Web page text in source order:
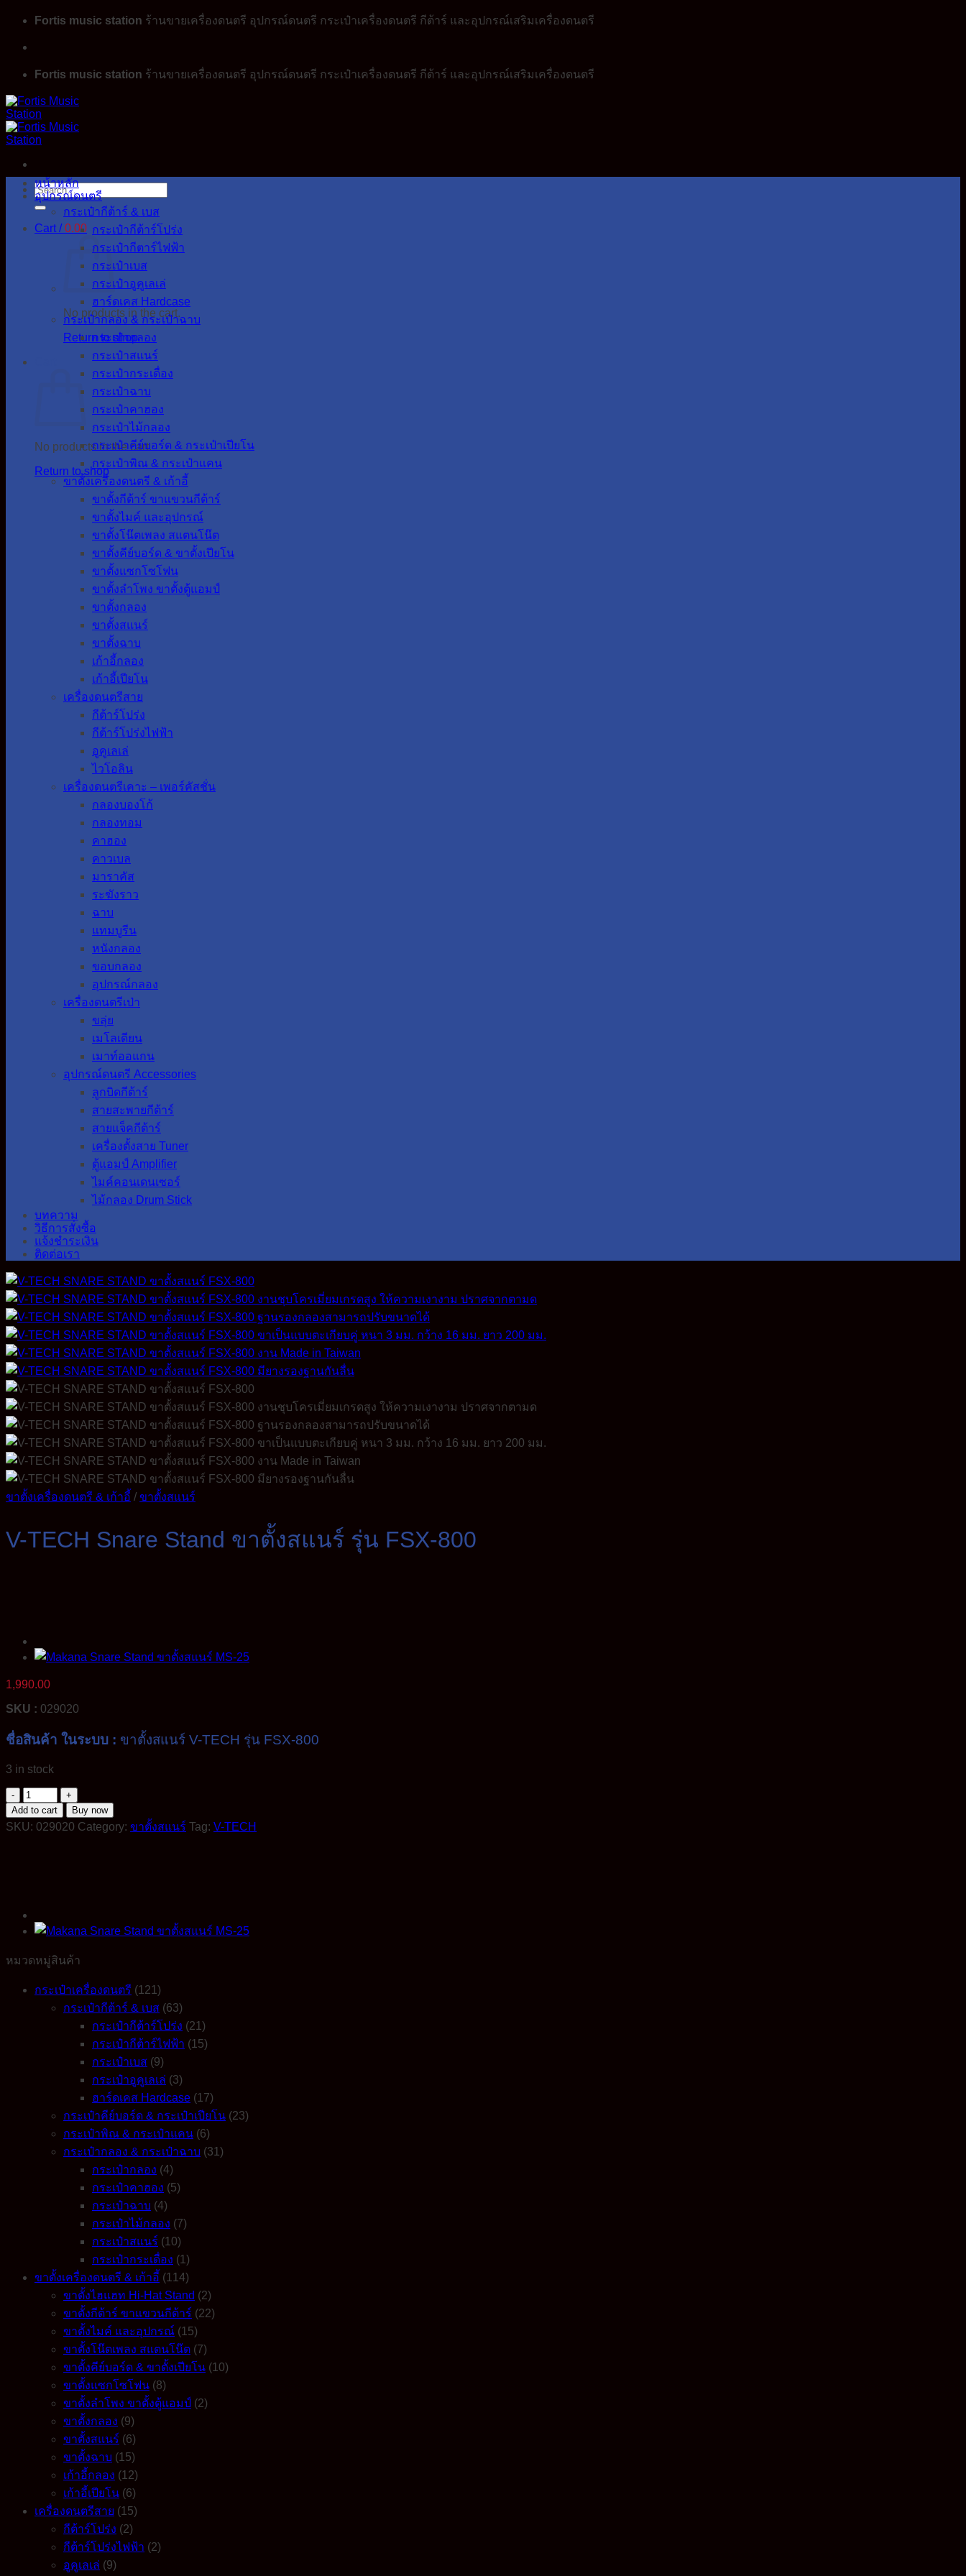
Skip
Fortis music station ร้านขายเครื่องดนตรี อุปกรณ์ดนตรี กระเป๋าเครื่องดนตรี กีต้าร์ และอุปกรณ์เสริมเครื่องดนตรี
Fortis music station ร้านขายเครื่องดนตรี อุปกรณ์ดนตรี กระเป๋าเครื่องดนตรี กีต้าร์ และอุปกรณ์เสริมเครื่องดนตรี
Search
for:
Cart /0.00
No products in the cart.
Return to shop
No products in the cart.
Return to shop
หน้าหลัก
อุปกรณ์ดนตรี
กระเป๋ากีต้าร์ & เบส
กระเป๋ากีต้าร์โปร่ง
กระเป๋ากีตาร์ไฟฟ้า
กระเป๋าเบส
กระเป๋าอูคูเลเล่
ฮาร์ดเคส Hardcase
กระเป๋ากลอง & กระเป๋าฉาบ
กระเป๋ากลอง
กระเป๋าสแนร์
กระเป๋ากระเดื่อง
กระเป๋าฉาบ
กระเป๋าคาฮอง
กระเป๋าไม้กลอง
กระเป๋าคีย์บอร์ด & กระเป๋าเปียโน
กระเป๋าพิณ & กระเป๋าแคน
ขาตั้งเครื่องดนตรี & เก้าอี้
ขาตั้งกีต้าร์ ขาแขวนกีต้าร์
ขาตั้งไมค์ และอุปกรณ์
ขาตั้งโน๊ตเพลง สแตนโน๊ต
ขาตั้งคีย์บอร์ด & ขาตั้งเปียโน
ขาตั้งแซกโซโฟน
ขาตั้งลำโพง ขาตั้งตู้แอมป์
ขาตั้งกลอง
ขาตั้งสแนร์
ขาตั้งฉาบ
เก้าอี้กลอง
เก้าอี้เปียโน
เครื่องดนตรีสาย
กีต้าร์โปร่ง
กีต้าร์โปร่งไฟฟ้า
อูคูเลเล่
ไวโอลิน
เครื่องดนตรีเคาะ – เพอร์คัสชั่น
กลองบองโก้
กลองทอม
คาฮอง
คาวเบล
มาราคัส
ระฆังราว
ฉาบ
แทมบูรีน
หนังกลอง
ขอบกลอง
อุปกรณ์กลอง
เครื่องดนตรีเป่า
ขลุ่ย
เมโลเดียน
เมาท์ออแกน
อุปกรณ์ดนตรี Accessories
ลูกบิดกีต้าร์
สายสะพายกีต้าร์
สายแจ็คกีต้าร์
เครื่องตั้งสาย Tuner
ตู้แอมป์ Amplifier
ไมค์คอนเดนเซอร์
ไม้กลอง Drum Stick
บทความ
วิธีการสั่งซื้อ
แจ้งชำระเงิน
ติดต่อเรา
ขาตั้งเครื่องดนตรี & เก้าอี้ / ขาตั้งสแนร์
V-TECH Snare Stand ขาตั้งสแนร์ รุ่น FSX-800
1,990.00
SKU : 029020
ชื่อสินค้า ในระบบ : ขาตั้งสแนร์ V-TECH รุ่น FSX-800
3 in stock
V-
TECH
Snare
Stand
FSX-
800
Add to cart Buy now
SKU: 029020 Category: ขาตั้งสแนร์ Tag: V-TECH
หมวดหมู่สินค้า
กระเป๋าเครื่องดนตรี (121)
กระเป๋ากีต้าร์ & เบส (63)
กระเป๋ากีต้าร์โปร่ง (21)
กระเป๋ากีต้าร์ไฟฟ้า (15)
กระเป๋าเบส (9)
กระเป๋าอูคูเลเล่ (3)
ฮาร์ดเคส Hardcase (17)
กระเป๋าคีย์บอร์ด & กระเป๋าเปียโน (23)
กระเป๋าพิณ & กระเป๋าแคน (6)
กระเป๋ากลอง & กระเป๋าฉาบ (31)
กระเป๋ากลอง (4)
กระเป๋าคาฮอง (5)
กระเป๋าฉาบ (4)
กระเป๋าไม้กลอง (7)
กระเป๋าสแนร์ (10)
กระเป๋ากระเดื่อง (1)
ขาตั้งเครื่องดนตรี & เก้าอี้ (114)
ขาตั้งไฮแฮท Hi-Hat Stand (2)
ขาตั้งกีต้าร์ ขาแขวนกีต้าร์ (22)
ขาตั้งไมค์ และอุปกรณ์ (15)
ขาตั้งโน๊ตเพลง สแตนโน๊ต (7)
ขาตั้งคีย์บอร์ด & ขาตั้งเปียโน (10)
ขาตั้งแซกโซโฟน (8)
ขาตั้งลำโพง ขาตั้งตู้แอมป์ (2)
ขาตั้งกลอง (9)
ขาตั้งสแนร์ (6)
ขาตั้งฉาบ (15)
เก้าอี้กลอง (12)
เก้าอี้เปียโน (6)
เครื่องดนตรีสาย (15)
กีต้าร์โปร่ง (2)
กีต้าร์โปร่งไฟฟ้า (2)
อูคูเลเล่ (9)